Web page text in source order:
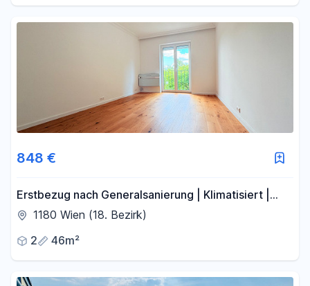
848 €
Erstbezug nach Generalsanierung | Klimatisiert |
Grünruhelage direkt am Pötzleinsdorfer Schlosspark
1180 Wien (18. Bezirk)
2
46m²